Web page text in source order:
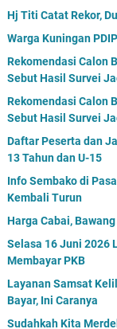
Hj Titi Catat Rekor,
Warga Kuningan
Rekomendasi Calon
Sebut Hasil Survei
Rekomendasi Calon
Sebut Hasil Survei
Daftar Peserta dan
13 Tahun dan U-15
Info Sembako di
Kembali Turun
Harga Cabai,
Selasa 16 Juni 2026
Membayar PKB
Layanan Samsat
Bayar, Ini Caranya
Sudahkah Kita